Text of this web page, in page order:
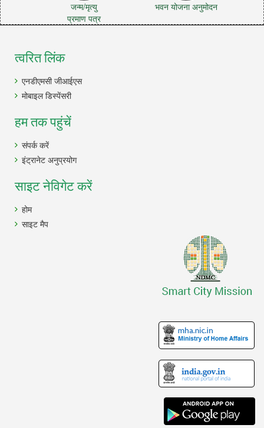
जन्म/मृत्यु
प्रमाण पत्र
भवन योजना अनुमोदन
त्वरित लिंक
एनडीएमसी जीआईएस
मोबाइल डिस्पेंसरी
हम तक पहुंचें
संपर्क करें
इंट्रानेट अनुप्रयोग
साइट नेविगेट करें
होम
साइट मैप